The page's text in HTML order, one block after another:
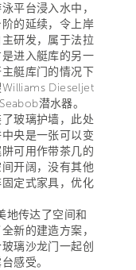
平台浸入水中，
的延续，令上岸
研发，属于法拉
进入艇库的另一
艇库门的情况下
Dieseljet
潜水器。
玻璃护墙，此处
央是一张可以变
可用作带茶几的
开阔，没有其他
定式家具，优化
地传达了空间和
新的建造方案，
璃沙龙门一起创
感受。